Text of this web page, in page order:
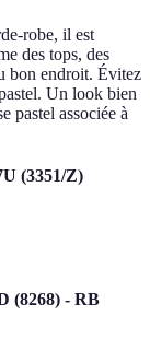
robe, il est
des tops, des
bon endroit. Évitez
Un look bien
pastel associée à
(3351/Z)
(8268) - RB